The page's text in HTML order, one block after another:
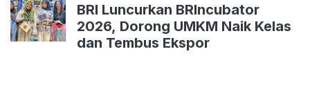
BRI Luncurkan BRIncubator
2026, Dorong UMKM Naik Kelas
dan Tembus Ekspor